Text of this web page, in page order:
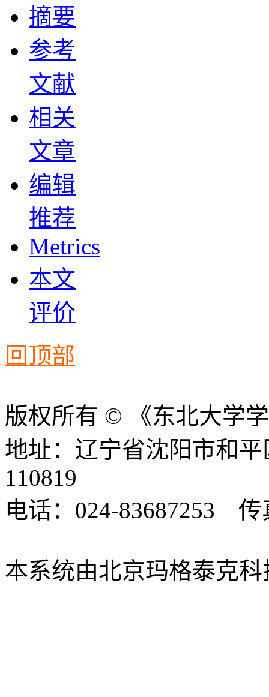
摘要
参考
文献
相关
文章
编辑
推荐
Metrics
本文
评价
回顶部
版权所有 © 《东北大学
地址：辽宁省沈阳市和
110819
电话：024-83687253
本系统由北京玛格泰克